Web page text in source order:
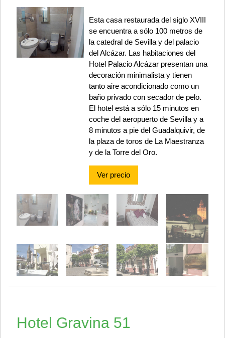
Esta casa restaurada del siglo XVIII
se encuentra a sólo 100 metros de
la catedral de Sevilla y del palacio
del Alcázar. Las habitaciones del
Hotel Palacio Alcázar presentan una
decoración minimalista y tienen
tanto aire acondicionado como un
baño privado con secador de pelo.
El hotel está a sólo 15 minutos en
coche del aeropuerto de Sevilla y a
8 minutos a pie del Guadalquivir, de
la plaza de toros de La Maestranza
y de la Torre del Oro.
Ver precio
Hotel Gravina 51